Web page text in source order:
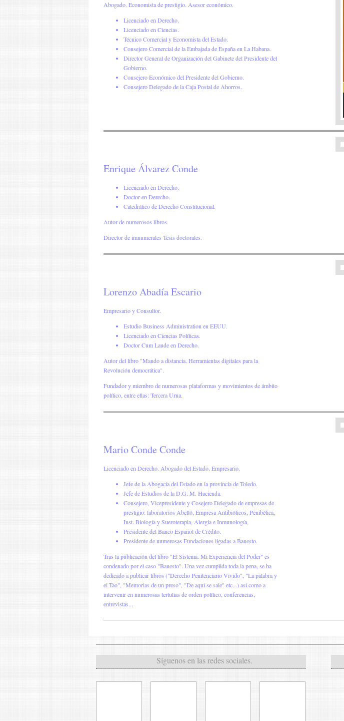
Abogado. Economista de prestigio. Asesor económico.
Licenciado en Derecho.
Licenciado en Ciencias.
Técnico Comercial y Economista del Estado.
Consejero Comercial de la Embajada de España en La Habana.
Director General de Organización del Gabinete del Presidente del
Gobierno.
Consejero Económico del Presidente del Gobierno.
Consejero Delegado de la Caja Postal de Ahorros.
Enrique Álvarez Conde
Licenciado en Derecho.
Doctor en Derecho.
Catedrático de Derecho Constitucional.
Autor de numerosos libros.
Director de imnumerales Tesis doctorales.
Lorenzo Abadía Escario
Empresario y Consultor.
Estudio Business Administration en EEUU.
Licenciado en Ciencias Políticas.
Doctor Cum Laude en Derecho.
Autor del libro "Mando a distancia. Herramientas digitales para la
Revolución democrática".
Fundador y miembro de numerosas plataformas y movimientos de ámbito
político, entre ellas: Tercera Urna.
Mario Conde Conde
Licenciado en Derecho. Abogado del Estado. Empresario.
Jefe de la Abogacía del Estado en la provincia de Toledo.
Jefe de Estudios de la D.G. M. Hacienda.
Consejero, Vicepresidente y Cosejero Delegado de empresas de
prestigio: laboratorios Abelló, Empresa Antibióticos, Penibética,
Inst. Biología y Sueroterapia, Alergia e Inmunología,
Presidente del Banco Español de Crédito.
Presidente de numerosas Fundaciones ligadas a Banesto.
Tras la publicación del libro "El Sistema. Mi Experiencia del Poder" es
condenado por el caso "Banesto". Una vez cumplida toda la pena, se ha
dedicado a publicar libros ("Derecho Penitenciario Vivido", "La palabra y
el Tao", "Memorias de un preso", "De aquí se sale" etc...) así como a
intervenir en numerosas tertulias de orden político, conferencias,
entrevistas...
Síguenos en las redes sociales.